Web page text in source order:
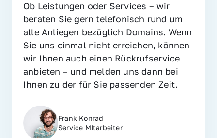
Ob Leistungen oder Services – wir
beraten Sie gern telefonisch rund um
alle Anliegen bezüglich Domains. Wenn
Sie uns einmal nicht erreichen, können
wir Ihnen auch einen Rückrufservice
anbieten – und melden uns dann bei
Ihnen zu der für Sie passenden Zeit.
Frank Konrad
Service MItarbeiter